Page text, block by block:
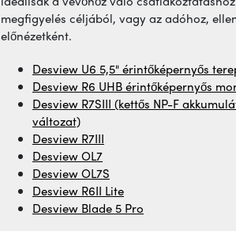
megfigyelés céljából, vagy az adóhoz,
előnézetként.
Desview U6 5,5" érintőképernyős
Desview R6 UHB érintőképernyős
Desview R7SIII (kettős NP-F
változat)
Desview R7III
Desview OL7
Desview OL7S
Desview R6II Lite
Desview Blade 5 Pro